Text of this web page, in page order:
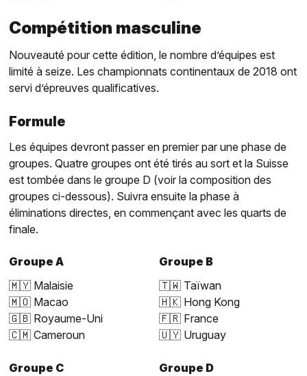
Compétition masculine
Nouveauté pour cette édition, le nombre d’équipes est
limité à seize. Les championnats continentaux de 2018 ont
servi d’épreuves qualificatives.
Formule
Les équipes devront passer en premier par une phase de
groupes. Quatre groupes ont été tirés au sort et la Suisse
est tombée dans le groupe D (voir la composition des
groupes ci-dessous). Suivra ensuite la phase à
éliminations directes, en commençant avec les quarts de
finale.
Groupe A
🇲🇾 Malaisie
🇲🇴 Macao
🇬🇧 Royaume-Uni
🇨🇲 Cameroun
Groupe B
🇹🇼 Taïwan
🇭🇰 Hong Kong
🇫🇷 France
🇺🇾 Uruguay
Groupe C
Groupe D